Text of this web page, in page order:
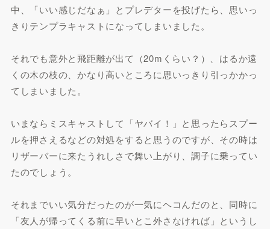
中、「いい感じだなぁ」とプレデターを投げたら、思いっ
きりテンプラキャストになってしまいました。
それでも意外と飛距離が出て（20mくらい？）、はるか遠
くの木の枝の、かなり高いところに思いっきり引っかかっ
てしまいました。
いまならミスキャストして「ヤバイ！」と思ったらスプー
ルを押さえるなどの対処をすると思うのですが、その時は
リザーバーに来たうれしさで舞い上がり、調子に乗ってい
たのでしょう。
それまでいい気分だったのが一気にヘコんだのと、同時に
「友人が帰ってくる前に早いとこ外さなければ」というし